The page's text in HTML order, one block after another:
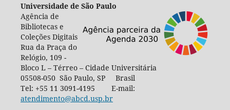
Universidade de São Paulo
Agência de
Bibliotecas e
Coleções Digitais
Rua da Praça do
Relógio, 109 -
Bloco L – Térreo – Cidade Universitária
05508-050 São Paulo, SP Brasil
Tel: +55 11 3091-4195 E-mail:
atendimento@abcd.usp.br